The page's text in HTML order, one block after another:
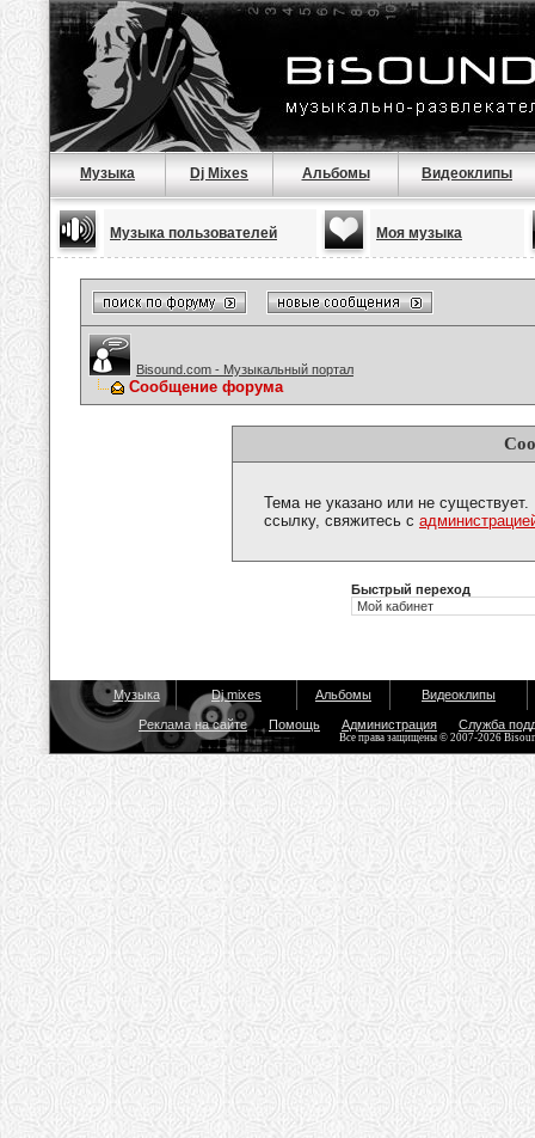
Музыка Dj Mixes Альбомы Видеоклипы
Музыка пользователей Моя музыка
Bisound.com - Музыкальный портал
Сообщение форума
Тема не указано или не
ссылку, свяжитесь с
Быстрый переход
Музыка Dj mixes Альбомы Видеоклипы
Реклама на сайте Помощь Администрация Служба
Все права защищены © 2007-2026